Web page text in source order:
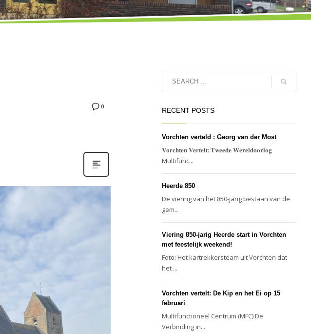
0
RECENT POSTS
Vorchten verteld : Georg van der Most
𝐕𝐨𝐫𝐜𝐡𝐭𝐞𝐧 𝐕𝐞𝐫𝐭𝐞𝐥𝐭: 𝐓𝐰𝐞𝐞𝐝𝐞 𝐖𝐞𝐫𝐞𝐥𝐝𝐨𝐨𝐫𝐥𝐨𝐠
Multifunc...
Heerde 850
De viering van het 850-jarig bestaan van de
gem...
Viering 850-jarig Heerde start in Vorchten
met feestelijk weekend!
Foto: Het kartrekkersteam uit Vorchten dat
het ...
Vorchten vertelt: De Kip en het Ei op 15
februari
Multifunctioneel Centrum (MFC) De
Verbinding in...